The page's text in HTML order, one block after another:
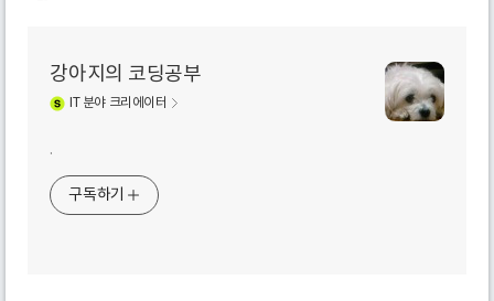
강아지의 코딩공부
IT분야 크리에이터
.
구독하기